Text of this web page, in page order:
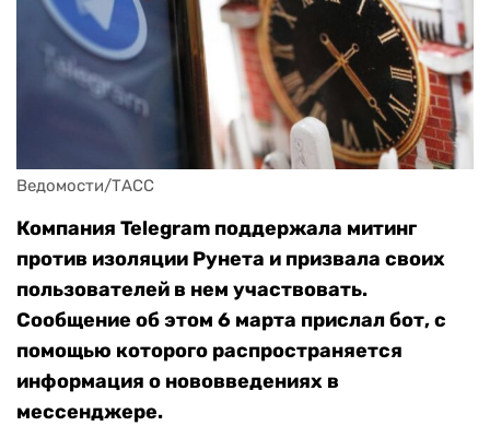
Ведомости/ТАСС
Компания Telegram поддержала митинг
против изоляции Рунета и призвала своих
пользователей в нем участвовать.
Сообщение об этом 6 марта прислал бот, с
помощью которого распространяется
информация о нововведениях в
мессенджере.